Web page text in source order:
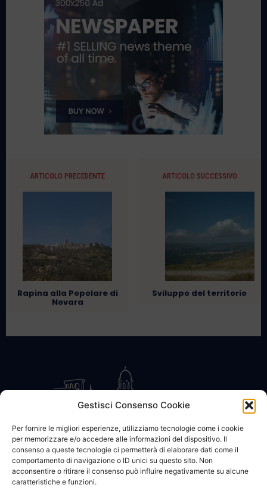
Gestisci Consenso Cookie
Per fornire le migliori esperienze, utilizziamo tecnologie come i cookie
per memorizzare e/o accedere alle informazioni del dispositivo. Il
consenso a queste tecnologie ci permetterà di elaborare dati come il
comportamento di navigazione o ID unici su questo sito. Non
acconsentire o ritirare il consenso può influire negativamente su alcune
caratteristiche e funzioni.
ARTICOLO PRECEDENTE
Rapina alla Popolare di
Novara
ARTICOLO SUCCESSIVO
Sviluppo del territorio
CONTATTACI COOKIE POLICY PRIVACY